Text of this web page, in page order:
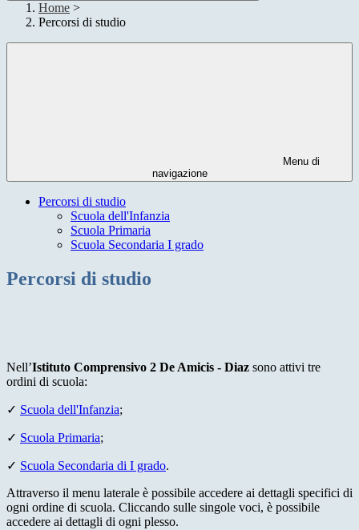
Home >
Percorsi di studio
Menu di
navigazione
Percorsi di studio
Scuola dell'Infanzia
Scuola Primaria
Scuola Secondaria I grado
Percorsi di studio
Nell’Istituto Comprensivo 2 De Amicis - Diaz sono attivi tre
ordini di scuola:
✓ Scuola dell'Infanzia;
✓ Scuola Primaria;
✓ Scuola Secondaria di I grado.
Attraverso il menu laterale è possibile accedere ai dettagli specifici di
ogni ordine di scuola. Cliccando sulle singole voci, è possibile
accedere ai dettagli di ogni plesso.